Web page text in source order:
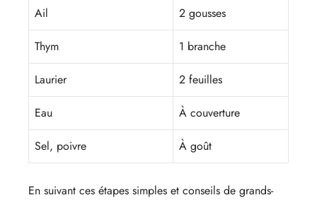
Ail 2 gousses
Thym 1 branche
Laurier 2 feuilles
Eau À couverture
Sel, poivre À goût
En suivant ces étapes simples et conseils de grands-